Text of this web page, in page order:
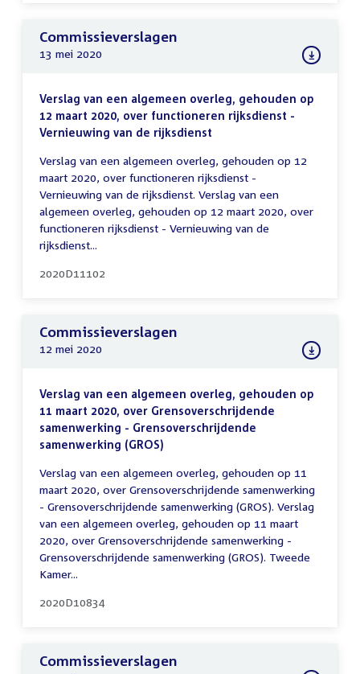
Commissieverslagen
13 mei 2020
Verslag van een algemeen overleg, gehouden op
12 maart 2020, over functioneren rijksdienst -
Vernieuwing van de rijksdienst
Verslag van een algemeen overleg, gehouden op 12
maart 2020, over functioneren rijksdienst -
Vernieuwing van de rijksdienst. Verslag van een
algemeen overleg, gehouden op 12 maart 2020, over
functioneren rijksdienst - Vernieuwing van de
rijksdienst...
2020D11102
Commissieverslagen
12 mei 2020
Verslag van een algemeen overleg, gehouden op
11 maart 2020, over Grensoverschrijdende
samenwerking - Grensoverschrijdende
samenwerking (GROS)
Verslag van een algemeen overleg, gehouden op 11
maart 2020, over Grensoverschrijdende samenwerking
- Grensoverschrijdende samenwerking (GROS). Verslag
van een algemeen overleg, gehouden op 11 maart
2020, over Grensoverschrijdende samenwerking -
Grensoverschrijdende samenwerking (GROS). Tweede
Kamer...
2020D10834
Commissieverslagen